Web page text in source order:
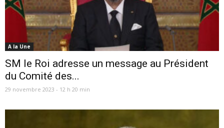
A la Une
SM le Roi adresse un message au Président
du Comité des...
29 novembre 2023 - 12 h 20 min